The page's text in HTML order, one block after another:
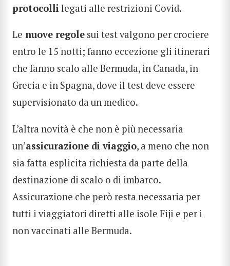
protocollilegati alle restrizioni Covid.
Le nuove regole sui test valgono per crociere
entro le 15 notti; fanno eccezione gli itinerari
che fanno scalo alle Bermuda, in Canada, in
Grecia e in Spagna, dove il test deve essere
supervisionato da un medico.
L’altra novità è che non è più necessaria
un’assicurazione di viaggio, a meno che non
sia fatta esplicita richiesta da parte della
destinazione di scalo o di imbarco.
Assicurazione che però resta necessaria per
tutti i viaggiatori diretti alle isole Fiji e per i
non vaccinati alle Bermuda.